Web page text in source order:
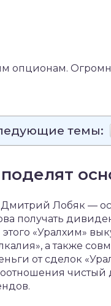
опционам.
темы:
Лобяк —
получать
«Уралхим»
а также
от сделок
чистый